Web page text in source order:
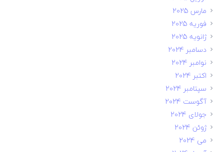
مارس 2025
فوریه 2025
ژانویه 2025
دسامبر 2024
نوامبر 2024
اکتبر 2024
سپتامبر 2024
آگوست 2024
جولای 2024
ژوئن 2024
می 2024